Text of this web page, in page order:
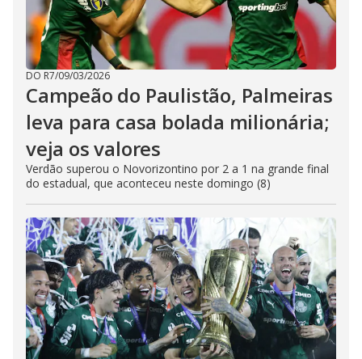
DO R7/09/03/2026
Campeão do Paulistão, Palmeiras
leva para casa bolada milionária;
veja os valores
Verdão superou o Novorizontino por 2 a 1 na grande final
do estadual, que aconteceu neste domingo (8)